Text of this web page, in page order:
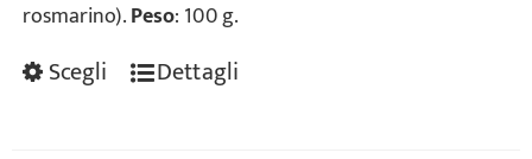
rosmarino).Peso: 100 g.
Scegli Dettagli